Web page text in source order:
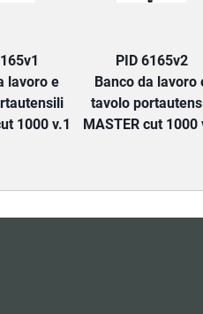
lavoro e
1000 v.1
PID 6165v2
Banco da lavoro
tavolo
MASTER cut 1000